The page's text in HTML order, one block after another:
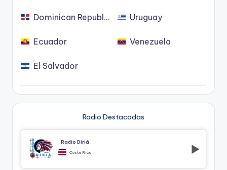
Dominican Republic
Ecuador
El Salvador
Uruguay
Venezuela
Radio Destacadas
Radio Diriá
Costa Rica